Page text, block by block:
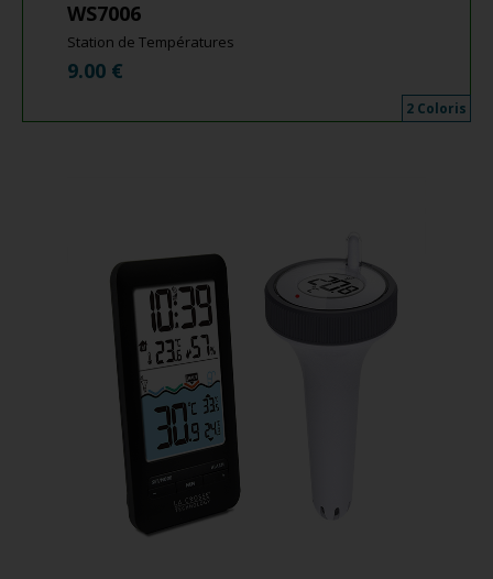
WS7006
Station de Températures
9.00 €
2 Coloris